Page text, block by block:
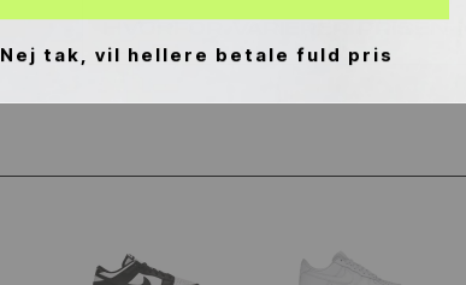
HVORFOR VARIERER
Nej tak, vil hellere betale fuld pris